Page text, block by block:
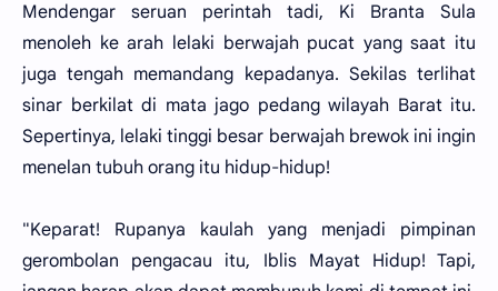
Mendengar seruan perintah tadi, Ki Branta Sula
menoleh ke arah lelaki berwajah pucat yang saat itu
juga tengah memandang kepadanya. Sekilas terlihat
sinar berkilat di mata jago pedang wilayah Barat itu.
Sepertinya, lelaki tinggi besar berwajah brewok ini ingin
menelan tubuh orang itu hidup-hidup!
"Keparat! Rupanya kaulah yang menjadi pimpinan
gerombolan pengacau itu, Iblis Mayat Hidup! Tapi,